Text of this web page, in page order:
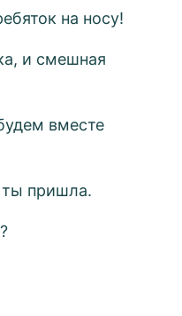
на носу!
и смешная
вместе
пришла.